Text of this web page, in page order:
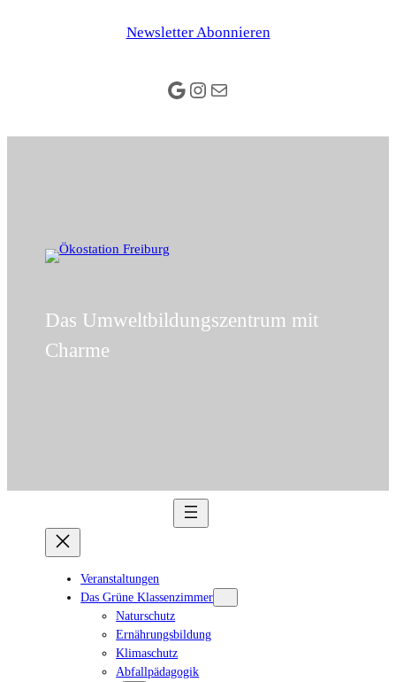
Newsletter Abonnieren
Google
Instagram
E-Mail
Das Umweltbildungszentrum mit
Charme
Veranstaltungen
Das Grüne Klassenzimmer
Naturschutz
Ernährungsbildung
Klimaschutz
Abfallpädagogik